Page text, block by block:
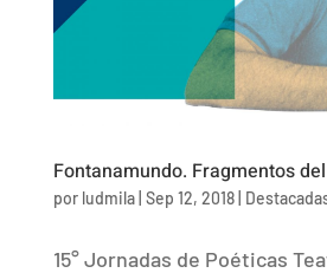
Fontanamundo. Fragmentos
por ludmila| Sep 12, 2018|
15° Jornadas de Poéticas